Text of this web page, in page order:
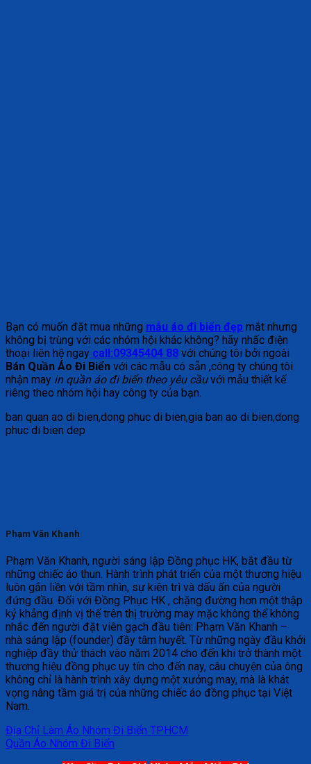
Bạn có muốn đặt mua những mẫu áo đi biển đẹp mắt nhưng
không bị trùng với các nhóm hội khác không? hãy nhấc điện
thoại liên hệ ngay call:09345404 88 với chúng tôi bởi ngoài
Bán Quần Áo Đi Biển với các mẫu có sẵn ,công ty chúng tôi
nhận may in quần áo đi biển theo yêu cầuvới mẫu thiết kế
riêng theo nhóm hội hay công ty của bạn.
ban quan ao di bien,dong phuc di bien,gia ban ao di bien,dong
phuc di bien dep
Phạm Văn Khanh
Phạm Văn Khanh, người sáng lập Đồng phục HK, bắt đầu từ
những chiếc áo thun. Hành trình phát triển của một thương hiệu
luôn gắn liền với tầm nhìn, sự kiên trì và dấu ấn của người
đứng đầu. Đối với Đồng Phục HK , chặng đường hơn một thập
kỷ khẳng định vị thế trên thị trường may mặc không thể không
nhắc đến người đặt viên gạch đầu tiên: Phạm Văn Khanh –
nhà sáng lập (founder) đầy tâm huyết. Từ những ngày đầu khởi
nghiệp đầy thử thách vào năm 2014 cho đến khi trở thành một
thương hiệu đồng phục uy tín cho đến nay, câu chuyện của ông
không chỉ là hành trình xây dựng một xưởng may, mà là khát
vọng nâng tầm giá trị của những chiếc áo đồng phục tại Việt
Nam.
Địa Chỉ Làm Áo Nhóm Đi Biển TPHCM
Quần Áo Nhóm Đi Biển